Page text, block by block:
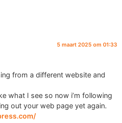
5 maart 2025 om 01:33
from a different website and
what I see so now i’m following
out your web page yet again.